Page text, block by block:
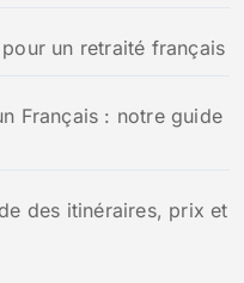
un retraité français
Français : notre guide
des itinéraires, prix et